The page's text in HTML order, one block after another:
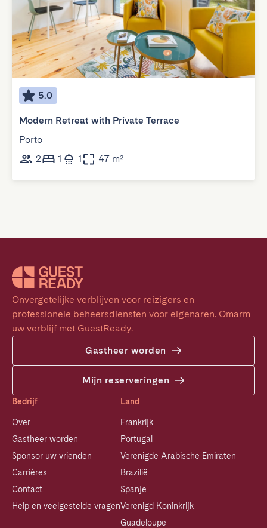
5.0
Modern Retreat with Private Terrace
Porto
2
1 1 47 m²
Onvergetelijke verblijven voor reizigers en
professionele beheersdiensten voor eigenaren. Omarm
uw verblijf met GuestReady.
Gastheer worden
Mijn reserveringen
Bedrijf
Over
Gastheer worden
Sponsor uw vrienden
Carrières
Contact
Help en veelgestelde vragen
Land
Frankrijk
Portugal
Verenigde Arabische Emiraten
Brazilië
Spanje
Verenigd Koninkrijk
Guadeloupe